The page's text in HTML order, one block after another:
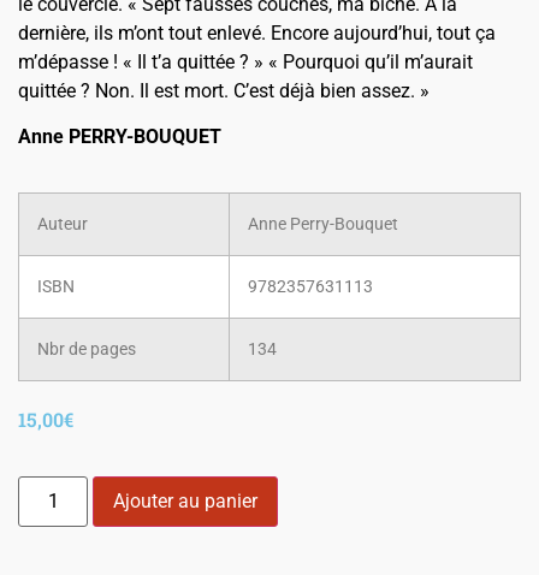
dernière, ils m’ont tout enlevé. Encore aujourd’hui, tout ça
m’dépasse ! « Il t’a quittée ? » « Pourquoi qu’il m’aurait
quittée ? Non. Il est mort. C’est déjà bien assez. »
Anne PERRY-BOUQUET
Auteur Anne Perry-Bouquet
ISBN 9782357631113
Nbr de pages 134
15,00€
Ajouter au panier